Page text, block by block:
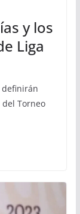
y los
Liga
definirán
Torneo